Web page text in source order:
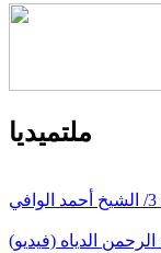
ملتميديا
الدياه (فيديو)